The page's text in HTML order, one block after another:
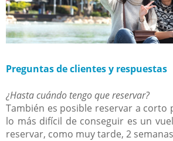
Preguntas de clientes y respuestas
¿Hasta cuándo tengo que reservar?
También es posible reservar a corto
lo más difícil de conseguir es un
reservar, como muy tarde, 2